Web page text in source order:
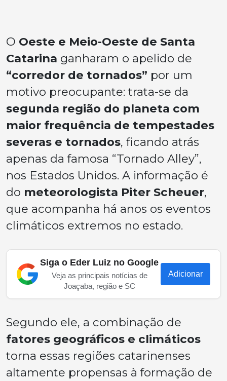
O Oeste e Meio-Oeste de Santa
Catarina ganharam o apelido de
“corredor de tornados” por um
motivo preocupante: trata-se da
segunda região do planeta com
maior frequência de tempestades
severas e tornados, ficando atrás
apenas da famosa “Tornado Alley”,
nos Estados Unidos. A informação é
do meteorologista Piter Scheuer,
que acompanha há anos os eventos
climáticos extremos no estado.
Siga o Eder Luiz no Google
Veja as principais notícias de
Joaçaba, região e SC
Adicionar
Segundo ele, a combinação de
fatores geográficos e climáticos
torna essas regiões catarinenses
altamente propensas à formação de